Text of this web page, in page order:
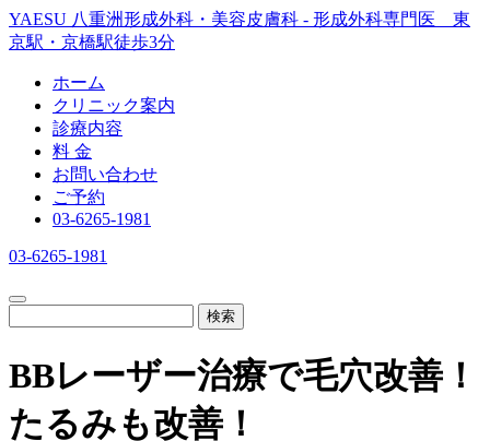
YAESU 八重洲形成外科・美容皮膚科 - 形成外科専門医 東
京駅・京橋駅徒歩3分
ホーム
クリニック案内
診療内容
料 金
お問い合わせ
ご予約
03-6265-1981
03-6265-1981
検索
BBレーザー治療で毛穴改善！
たるみも改善！